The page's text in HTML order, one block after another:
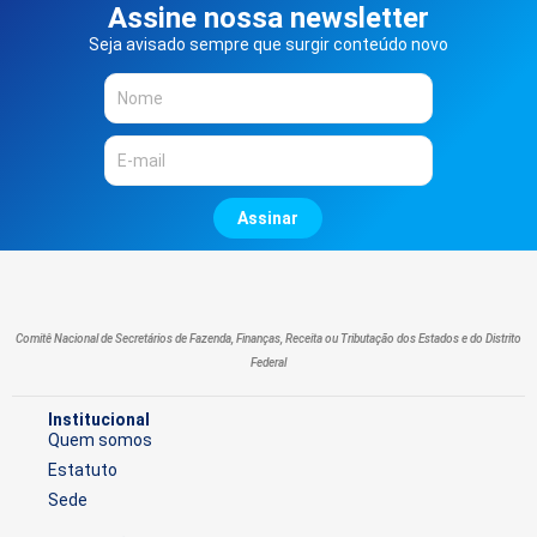
Assine nossa newsletter
Seja avisado sempre que surgir conteúdo novo
Assinar
Comitê Nacional de Secretários de Fazenda, Finanças, Receita ou Tributação dos Estados e do Distrito
Federal
Institucional
Quem somos
Estatuto
Sede